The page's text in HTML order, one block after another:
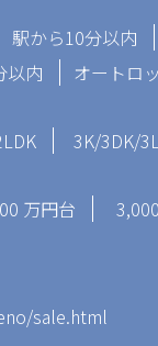
駅から10分以内
以内 オートロ
3K/3DK/
万円台
sale.html